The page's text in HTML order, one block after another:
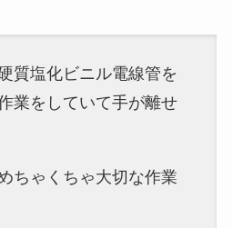
質塩化ビニル電線管を
業をしていて手が離せ
ちゃくちゃ大切な作業